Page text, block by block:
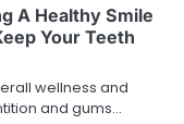
A Healthy Smile
Your Teeth
wellness and
and gums…